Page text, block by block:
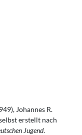
Johannes R.
erstellt nach
Jugend.